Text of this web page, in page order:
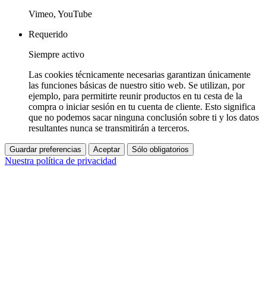
Vimeo, YouTube
Requerido
Siempre activo
Las cookies técnicamente necesarias garantizan únicamente
las funciones básicas de nuestro sitio web. Se utilizan, por
ejemplo, para permitirte reunir productos en tu cesta de la
compra o iniciar sesión en tu cuenta de cliente. Esto significa
que no podemos sacar ninguna conclusión sobre ti y los datos
resultantes nunca se transmitirán a terceros.
Guardar preferencias Aceptar Sólo obligatorios
Nuestra política de privacidad